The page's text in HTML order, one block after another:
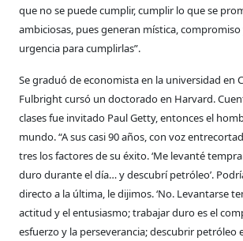
que no se puede cumplir, cumplir lo que se
ambiciosas, pues generan mística,
urgencia para cumplirlas”.
Se graduó de economista en la universidaden
Fulbright cursó un doctorado en Harvard.
clases fue invitado Paul Getty,entonces el
mundo.“A sus casi 90 años, con voz
tres los factores de su éxito.‘Me levanté
durodurante el día… y descubrí petróleo’.
directo a la última, le dijimos.‘No. Levantarse
actitud y elentusiasmo; trabajar duro es el
esfuerzo y la perseverancia; descubrir petróleo